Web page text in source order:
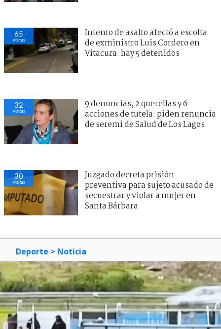
65
visitas
Intento de asalto afectó a escolta
de exministro Luis Cordero en
Vitacura: hay 5 detenidos
32
visitas
9 denuncias, 2 querellas y 6
acciones de tutela: piden renuncia
de seremi de Salud de Los Lagos
30
visitas
Juzgado decreta prisión
preventiva para sujeto acusado de
secuestrar y violar a mujer en
Santa Bárbara
Deporte > Noticia